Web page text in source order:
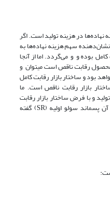
نهاده‌ها در هزینه تولید است. اگر
سهم هزینه نهاده‌ها به
بوده و و می‌گردد. اما از آنجا
رقابت ناقص است می­توان و
بود و ساختار بازار رقابت کامل
بازار رقابت ناقص است. ما
و با فرض ساختار بازار رقابت
کامل، رابطه (1) را که اصطلاحاً به آن پسماند سولو اولیه (SR) گفته